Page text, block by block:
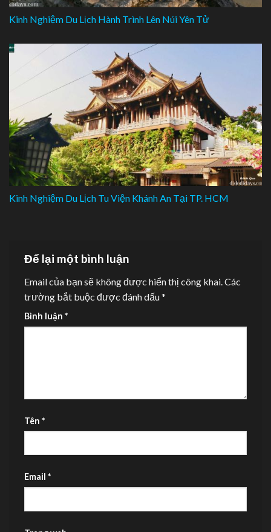
Kinh Nghiệm Du Lịch Hành Trình Lên Núi Yên Tử
Kinh Nghiệm Du Lịch Tu Viện Khánh An Tại TP. HCM
Để lại một bình luận
Email của bạn sẽ không được hiển thị công khai.Các
trường bắt buộc được đánh dấu*
Bình luận *
Tên *
Email *